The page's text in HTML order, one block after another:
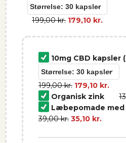
199,00kr. 179,10 kr.
10mg CBD kapsler
199,00kr. 179,10 kr.
Organisk zink
Læbepomade med
39,00kr. 35,10 kr.